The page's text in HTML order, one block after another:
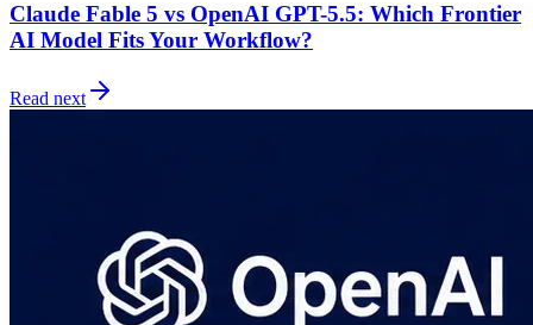
Claude Fable 5 vs OpenAI GPT-5.5: Which Frontier
AI Model Fits Your Workflow?
Read next